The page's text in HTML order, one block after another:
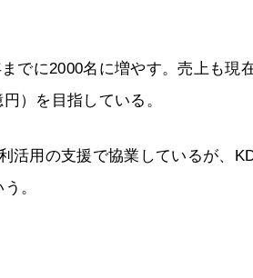
でに2000名に増やす。売上も現
）を目指している。
活用の支援で協業しているが、
。